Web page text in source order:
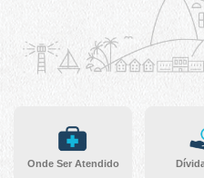
Onde Ser Atendido